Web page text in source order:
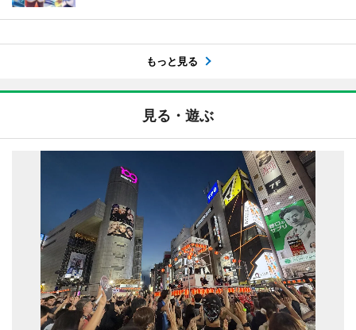
もっと見る
見る・遊ぶ